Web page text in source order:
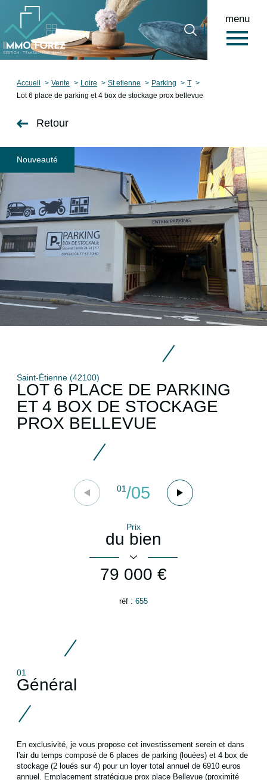
menu
Accueil
0
Accueil Vente Loire St etienne Parking
T
Lot 6 place de parking et 4 box de stockage prox bellevue
Retour
Nouveauté
Saint-Étienne (42100)
LOT 6 PLACE DE PARKING
ET 4 BOX DE STOCKAGE
PROX BELLEVUE
01/05
Prix
du bien
79 000 €
réf : 655
01
Général
En exclusivité, je vous propose cet investissement serein et dans
l'air du temps composé de 6 places de parking (louées) et 4 box de
stockage (2 loués sur 4) pour un loyer total annuel de 6910 euros
annuel. Emplacement stratégique prox place Bellevue (proximité